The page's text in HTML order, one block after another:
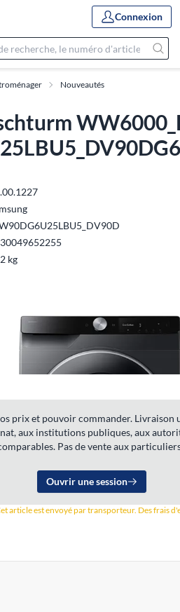
Connexion
Nouveautés
kg
prix et pouvoir commander. Livraison
aux institutions publiques, aux
Pas de vente aux
Ouvrir une session
article est envoyé par transporteur. Des frais